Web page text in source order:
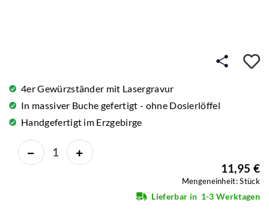
4er Gewürzständer mit Lasergravur
In massiver Buche gefertigt - ohne Dosierlöffel
Handgefertigt im Erzgebirge
11,95 €
Mengeneinheit: Stück
Lieferbar in 1-3 Werktagen